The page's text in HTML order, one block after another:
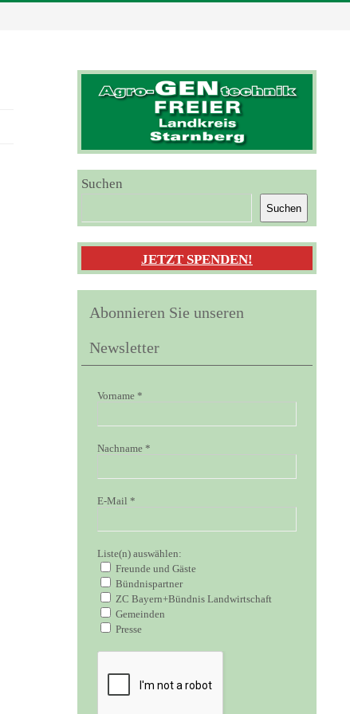
Suchen
Suchen
JETZT SPENDEN!
Abonnieren Sie unseren
Newsletter
Vorname *
Nachname *
E-Mail *
Liste(n) auswählen:
Freunde und Gäste
Bündnispartner
ZC Bayern+Bündnis Landwirtschaft
Gemeinden
Presse